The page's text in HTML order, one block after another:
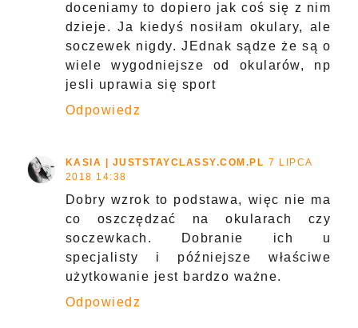
doceniamy to dopiero jak coś się z nim
dzieje. Ja kiedyś nosiłam okulary, ale
soczewek nigdy. JEdnak sądze że są o
wiele wygodniejsze od okularów, np
jesli uprawia się sport
Odpowiedz
KASIA | JUSTSTAYCLASSY.COM.PL 7 LIPCA
2018 14:38
Dobry wzrok to podstawa, więc nie ma
co oszczędzać na okularach czy
soczewkach. Dobranie ich u
specjalisty i późniejsze właściwe
użytkowanie jest bardzo ważne.
Odpowiedz